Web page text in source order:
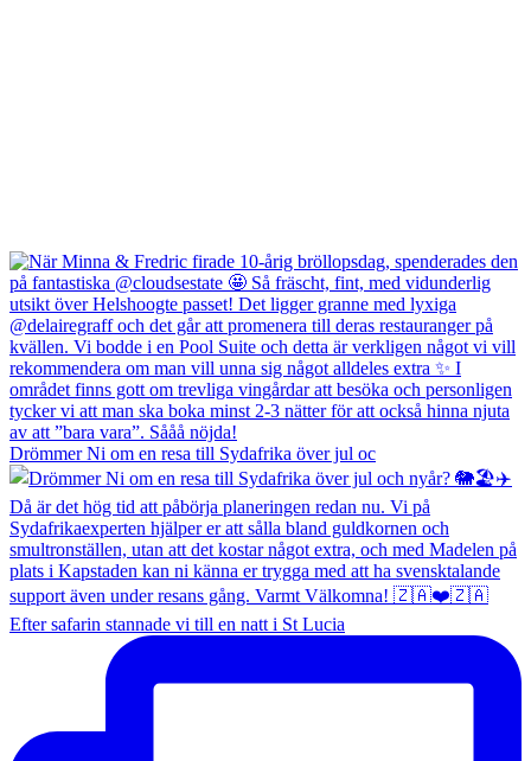
Drömmer Ni om en resa till Sydafrika över jul oc
Efter safarin stannade vi till en natt i St Lucia